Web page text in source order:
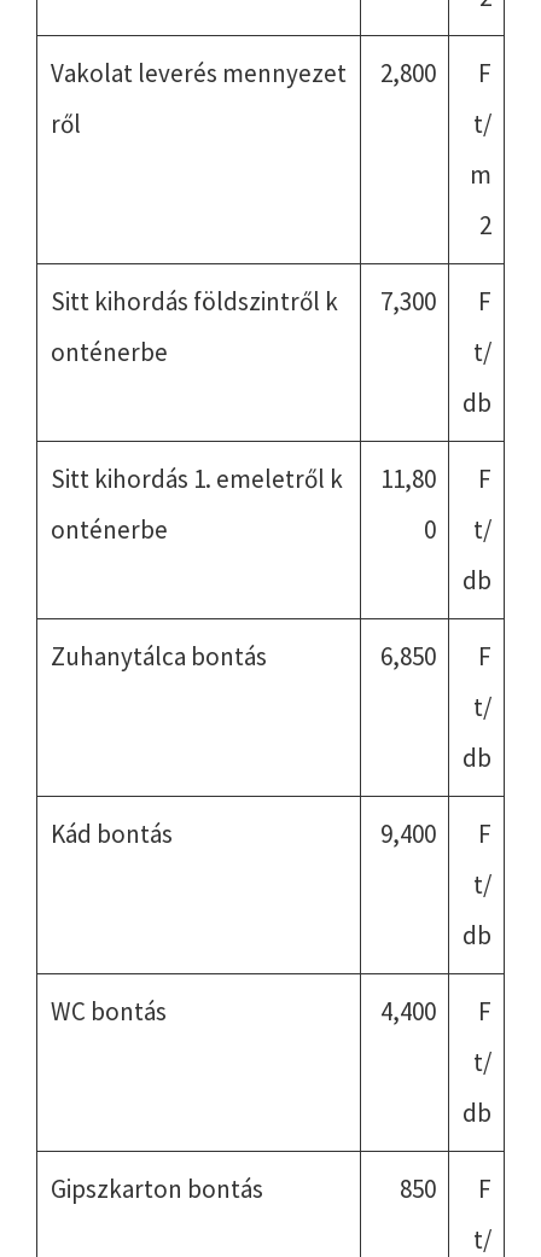
Vakolat leverés mennyezet
ről
2,800
F
t/
m
2
Sitt kihordás földszintről k
onténerbe
7,300
F
t/
db
Sitt kihordás 1. emeletről k
onténerbe
11,80
0
F
t/
db
Zuhanytálca bontás 6,850
F
t/
db
Kád bontás 9,400
F
t/
db
WC bontás 4,400
F
t/
db
Gipszkarton bontás 850
F
t/